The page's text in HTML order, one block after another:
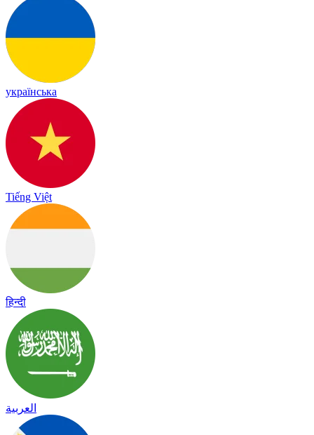
українська
Tiếng Việt
हिन्दी
العربية